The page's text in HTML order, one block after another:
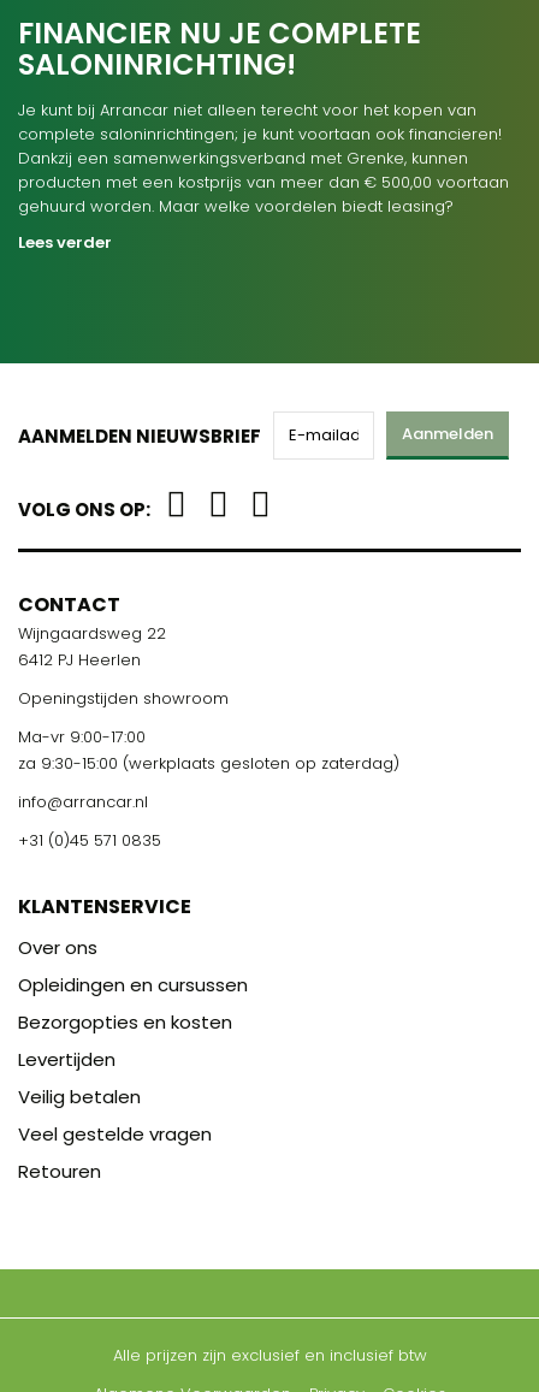
FINANCIER NU JE COMPLETE
SALONINRICHTING!
Je kunt bij Arrancar niet alleen terecht voor het kopen van
complete saloninrichtingen; je kunt voortaan ook financieren!
Dankzij een samenwerkingsverband met Grenke, kunnen
producten met een kostprijs van meer dan € 500,00 voortaan
gehuurd worden. Maar welke voordelen biedt leasing?
Lees verder
AANMELDEN NIEUWSBRIEF Aanmelden
VOLG ONS OP:
CONTACT
Wijngaardsweg 22
6412 PJ Heerlen
Openingstijden showroom
Ma-vr 9:00-17:00
za 9:30-15:00 (werkplaats gesloten op zaterdag)
info@arrancar.nl
+31 (0)45 571 0835
KLANTENSERVICE
Over ons
Opleidingen en cursussen
Bezorgopties en kosten
Levertijden
Veilig betalen
Veel gestelde vragen
Retouren
Alle prijzen zijn exclusief en inclusief btw